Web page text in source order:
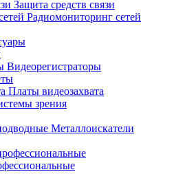
Защита средств связи
Радиомониторинг сетей
Видеорегистраторы
Платы видеозахвата
зрения
Металлоискатели